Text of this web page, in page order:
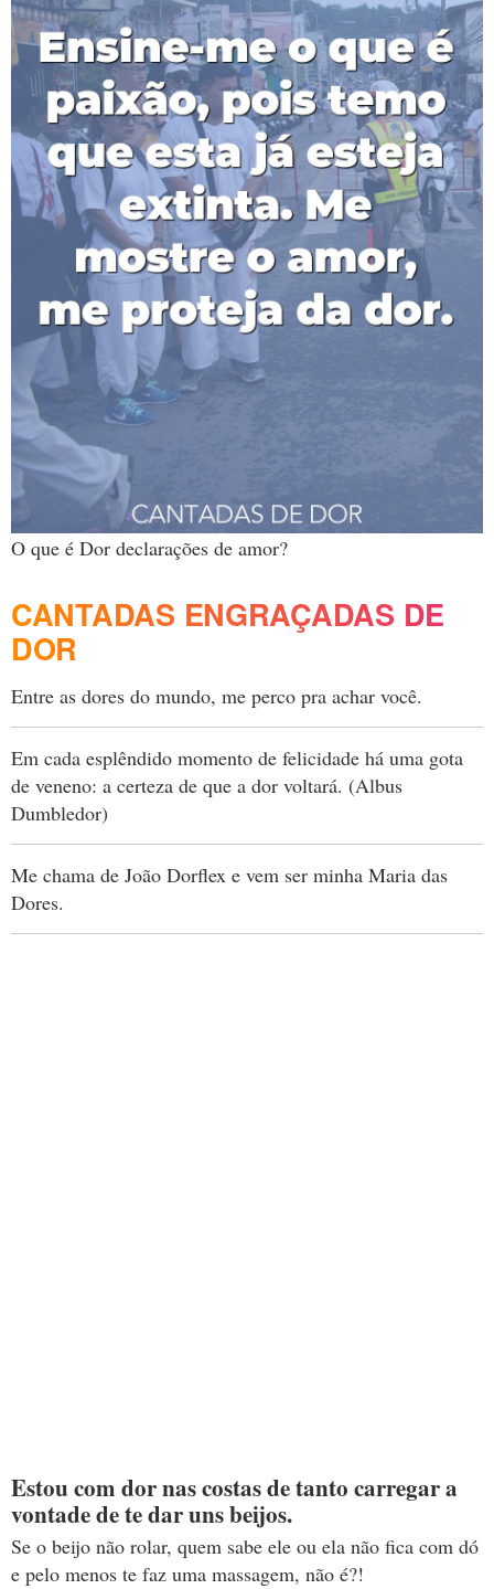
O que é Dor declarações de amor?
CANTADAS ENGRAÇADAS DE
DOR
Entre as dores do mundo, me perco pra achar você.
Em cada esplêndido momento de felicidade há uma gota
de veneno: a certeza de que a dor voltará. (Albus
Dumbledor)
Me chama de João Dorflex e vem ser minha Maria das
Dores.
Estou com dor nas costas de tanto carregar a
vontade de te dar uns beijos.
Se o beijo não rolar, quem sabe ele ou ela não fica com dó
e pelo menos te faz uma massagem, não é?!